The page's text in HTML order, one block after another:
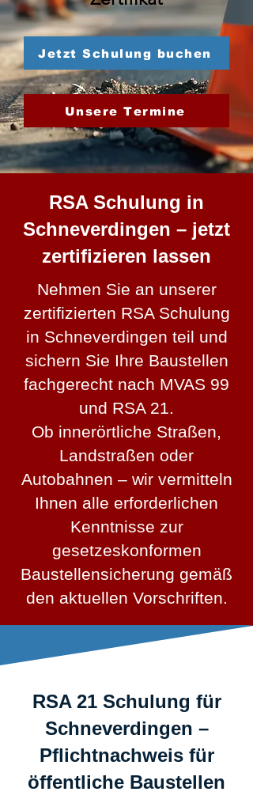
Jetzt Schulung buchen
Unsere Termine
RSA Schulung in
Schneverdingen – jetzt
zertifizieren lassen
Nehmen Sie an unserer
zertifizierten RSA Schulung
in Schneverdingen teil und
sichern Sie Ihre Baustellen
fachgerecht nach MVAS 99
und RSA 21.
Ob innerörtliche Straßen,
Landstraßen oder
Autobahnen – wir vermitteln
Ihnen alle erforderlichen
Kenntnisse zur
gesetzeskonformen
Baustellensicherung gemäß
den aktuellen Vorschriften.
RSA 21 Schulung für
Schneverdingen –
Pflichtnachweis für
öffentliche Baustellen​